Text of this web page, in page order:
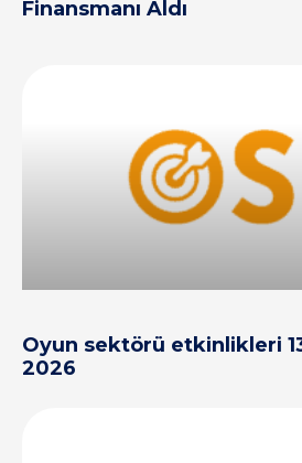
Finansmanı Aldı
Oyun sektörü etkinlikleri
2026